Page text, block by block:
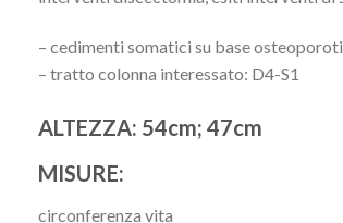
– cedimenti somatici su base
– tratto colonna interessato: D4-S1
ALTEZZA: 54cm; 47cm
MISURE:
circonferenza vita